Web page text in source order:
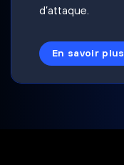
d’attaque.
En savoir plus